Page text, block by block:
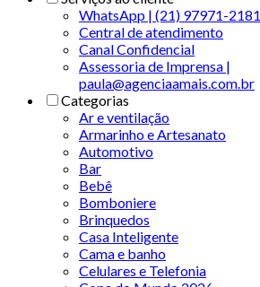
WhatsApp | (21) 97971-2181
Central de atendimento
Canal Confidencial
Assessoria de Imprensa |
paula@agenciaamais.com.br
Categorias
Ar e ventilação
Armarinho e Artesanato
Automotivo
Bar
Bebê
Bomboniere
Brinquedos
Casa Inteligente
Cama e banho
Celulares e Telefonia